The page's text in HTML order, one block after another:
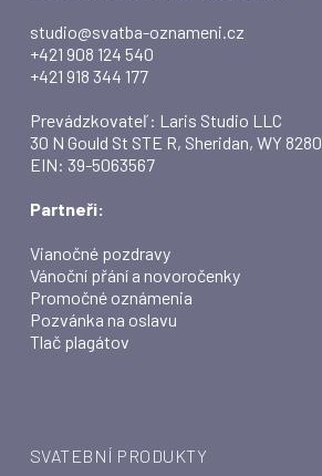
studio@svatba-oznameni.cz
+421 908 124 540
+421 918 344 177
Prevádzkovateľ: Laris Studio LLC
30 N Gould St STE R, Sheridan, WY
EIN: 39-5063567
Partneři:
Vianočné pozdravy
Vánoční přání a novoročenky
Promočné oznámenia
Pozvánka na oslavu
Tlač plagátov
SVATEBNÍ PRODUKTY